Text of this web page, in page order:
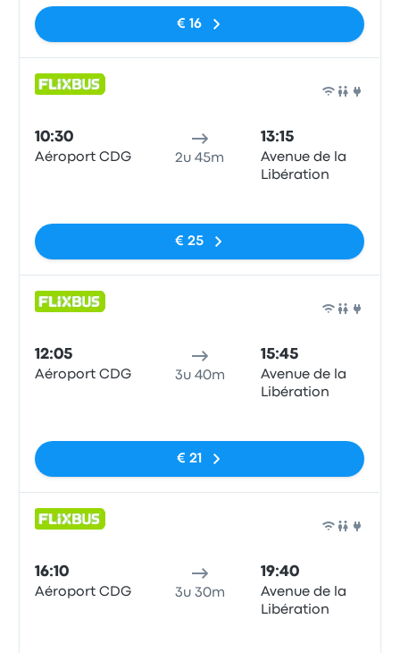
€ 16
10:30
Aéroport CDG 2u 45m
13:15
Avenue de la
Libération
€ 25
12:05
Aéroport CDG 3u 40m
15:45
Avenue de la
Libération
€ 21
16:10
Aéroport CDG 3u 30m
19:40
Avenue de la
Libération